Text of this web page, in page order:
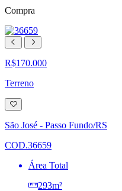
Compra
R$170.000
Terreno
Adicionar
à
lista
de
São José - Passo Fundo/RS
COD.36659
Área Total
293m²